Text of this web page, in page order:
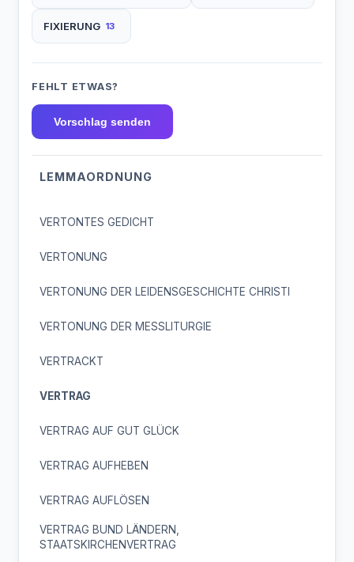
FIXIERUNG 13
FEHLT ETWAS?
Vorschlag senden
LEMMAORDNUNG
VERTONTES GEDICHT
VERTONUNG
VERTONUNG DER LEIDENSGESCHICHTE CHRISTI
VERTONUNG DER MESSLITURGIE
VERTRACKT
VERTRAG
VERTRAG AUF GUT GLÜCK
VERTRAG AUFHEBEN
VERTRAG AUFLÖSEN
VERTRAG BUND LÄNDERN,
STAATSKIRCHENVERTRAG